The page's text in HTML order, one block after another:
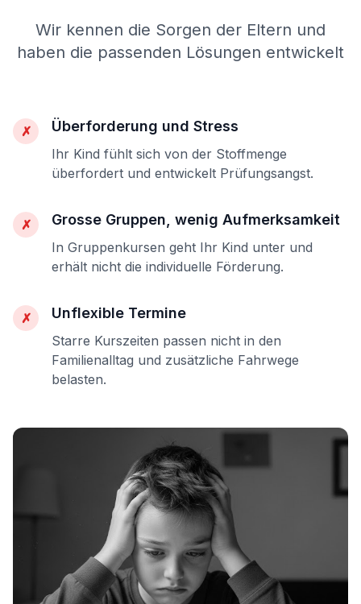
Wir kennen die Sorgen der Eltern und
haben die passenden Lösungen entwickelt
✗ Überforderung und Stress
Ihr Kind fühlt sich von der Stoffmenge
überfordert und entwickelt Prüfungsangst.
✗ Grosse Gruppen, wenig Aufmerksamkeit
In Gruppenkursen geht Ihr Kind unter und
erhält nicht die individuelle Förderung.
✗ Unflexible Termine
Starre Kurszeiten passen nicht in den
Familienalltag und zusätzliche Fahrwege
belasten.